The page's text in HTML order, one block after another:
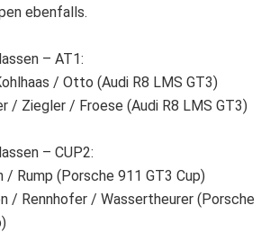
ebenfalls.
– AT1:
/ Otto (Audi R8 LMS GT3)
/ Ziegler / Froese (Audi R8 LMS GT3)
– CUP2:
/ Rump (Porsche 911 GT3 Cup)
/ Rennhofer / Wassertheurer (Porsche